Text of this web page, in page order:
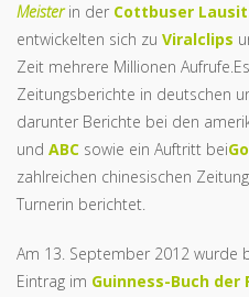
Meisterin der Cottbuser
entwickelten sich zu Viralclips
Zeit mehrere Millionen
Zeitungsberichte in deutschen
darunter Berichte bei den
und ABC sowie ein Auftritt bei
zahlreichen chinesischen
Turnerin berichtet.
Am 13. September 2012 wurde
Eintrag im Guinness-Buch der